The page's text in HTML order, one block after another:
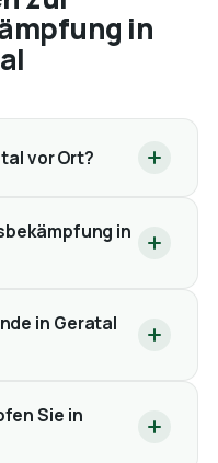
in
vor Ort?
in
in Geratal
Sie in